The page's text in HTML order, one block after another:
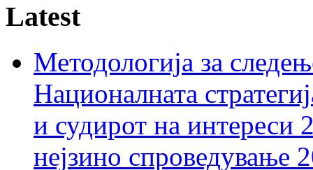
Latest
Методологија за
Националната
и судирот на интереси
нејзино спроведување